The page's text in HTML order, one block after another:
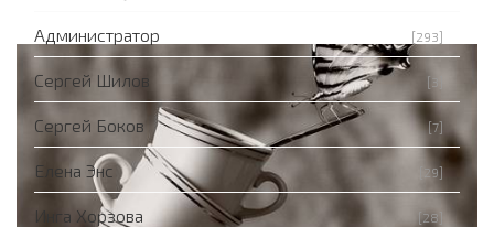
Администратор [293]
Сергей Шилов [3]
Сергей Боков [7]
Елена Энс [29]
Инга Хорзова [28]